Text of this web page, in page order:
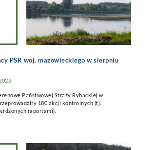
PSR woj. mazowieckiego w sierpniu
Państwowej Straży Rybackiej w
180 akcji kontrolnych (tj.
raportami).